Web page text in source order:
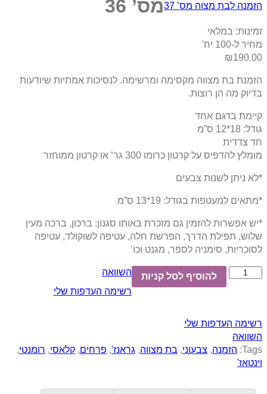
הזמנה לבת מצוה מס’ 37
מס’ 36
זמינות: במלאי
מחיר ל-100 יח'
₪190.00
הזמנת בת מצווה מקסימה ומרשימה. לנסיכות אמתיות שיודעות
בדיוק מה הן רוצות.
קיימת בדגם אחד
גודל: 18*12 ס”מ
חד צדדית
מומלץ להדפיס על קרטון כרומו 300 גר’ או קרטון ממוחזר
*לא ניתן לשנות צבעים
*מתאים למעטפות בגודל: 19*13 ס”מ
*יש אפשרות להזמין גם מזכרת באותו סגנון: ברכון, ברכה מעין
שלוש, תפילת הדרך, הפרשת חלה, עטיפה לשוקולד, עטיפה
לסוכריות, סימניה לספר, מגנט וכו’
להוסיף לסל קניות
השוואה
רשימה העדפות שלי
רשימה העדפות שלי
השוואה
Tags: הזמנה, צבעוני, בת מצווה, גראנז', פרחים, קלאסי, רומנטי,
וינטאז'